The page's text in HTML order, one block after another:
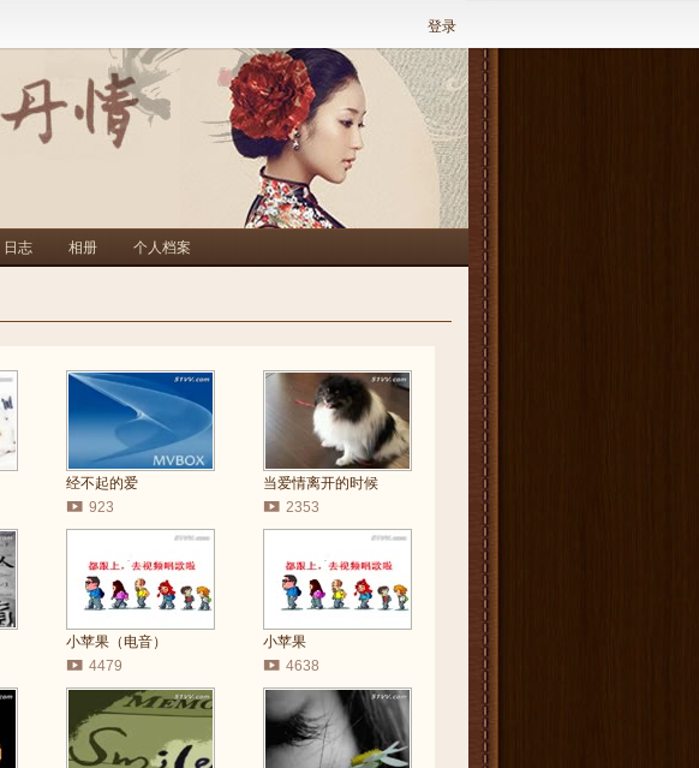
登录
日志 相册 个人档案
经不起的爱
923
当爱情离开的时候
2353
小苹果（电音）
4479
小苹果
4638